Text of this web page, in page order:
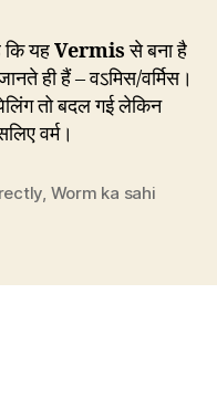
कि यहVermisसे बना है
ही हैं – वऽमिस/वर्मिस।
तो बदल गई लेकिन
वर्म।
, Worm ka sahi